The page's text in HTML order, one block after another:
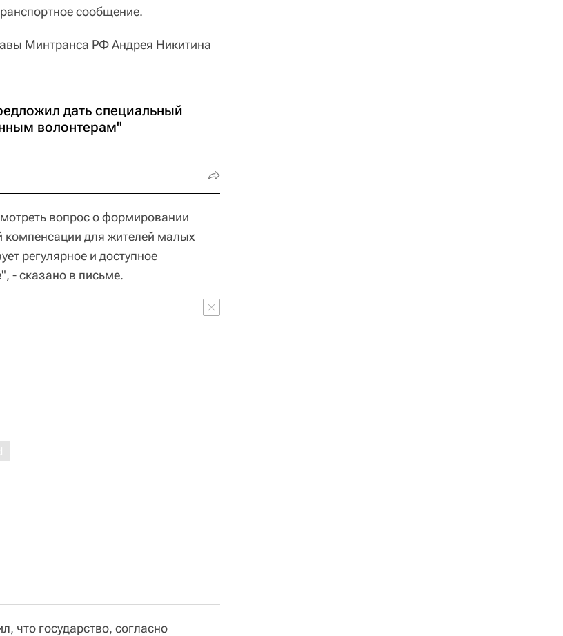
сообщение.
Минтранса РФ Андрея Никитина
дать специальный
волонтерам"
вопрос о формировании
компенсации для жителей малых
регулярное и доступное
- сказано в письме.
что государство, согласно